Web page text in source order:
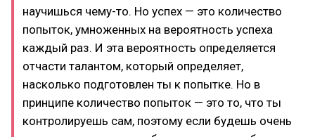
научишься чему-то. Но успех — это количество
попыток, умноженных на вероятность успеха
каждый раз. И эта вероятность определяется
отчасти талантом, который определяет,
насколько подготовлен ты к попытке. Но в
принципе количество попыток — это то, что ты
контролируешь сам, поэтому если будешь очень